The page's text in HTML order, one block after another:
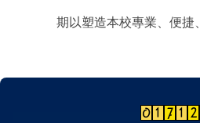
期以塑造本校專業、便捷